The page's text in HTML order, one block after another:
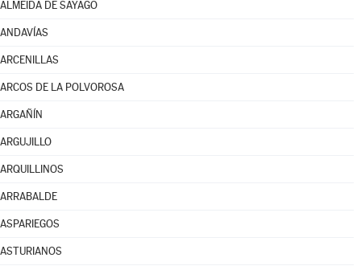
ALMEIDA DE SAYAGO
ANDAVÍAS
ARCENILLAS
ARCOS DE LA POLVOROSA
ARGAÑÍN
ARGUJILLO
ARQUILLINOS
ARRABALDE
ASPARIEGOS
ASTURIANOS